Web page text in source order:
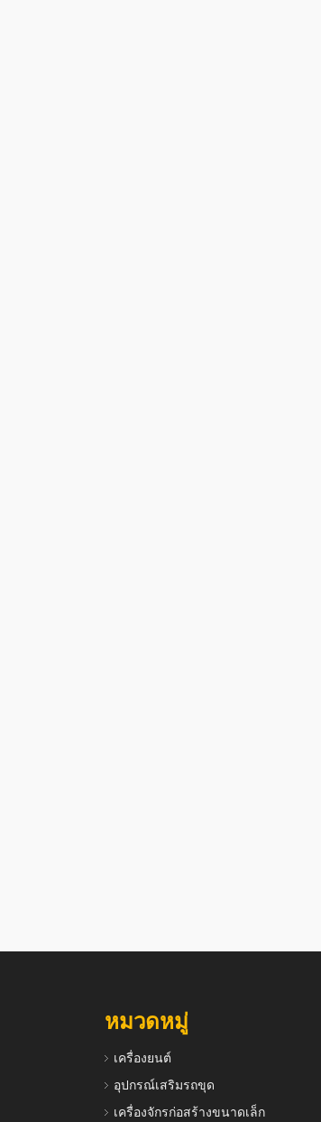
หมวดหมู่
เครื่องยนต์
อุปกรณ์เสริมรถขุด
เครื่องจักรก่อสร้างขนาดเล็ก